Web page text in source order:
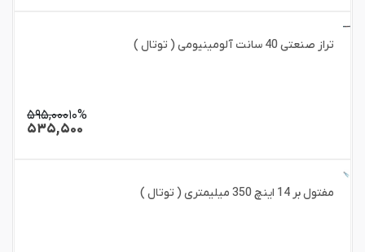
تراز صنعتی 40 سانت آلومینیومی ( توتال )
۵۹۵,۰۰۰۱۰%
۵۳۵,۵۰۰
مفتول بر 14 اینچ 350 میلیمتری ( توتال )